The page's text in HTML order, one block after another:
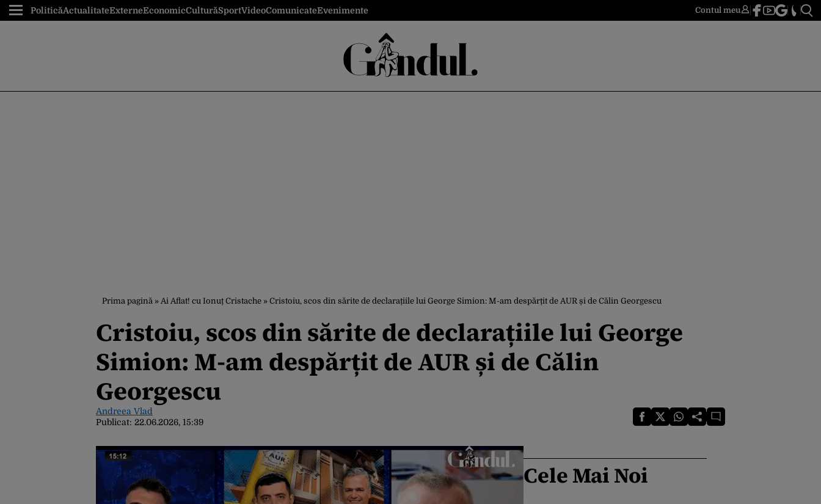
PoliticăActualitateExterneEconomicCulturăSportVideoComunicateEvenimente Contul meu
Prima pagină » Ai Aflat! cu Ionuț Cristache » Cristoiu, scos din sărite de declarațiile lui George Simion: M-am despărțit de AUR și de Călin Georgescu
Cristoiu, scos din sărite de declarațiile lui George
Simion: M-am despărțit de AUR și de Călin
Georgescu
Andreea Vlad
Publicat: 22.06.2026, 15:39
Cele Mai Noi